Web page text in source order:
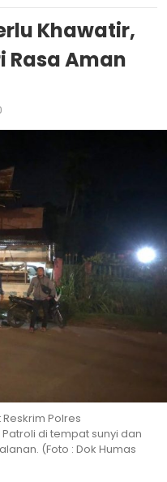
Khawatir,
Rasa Aman
Polres
di tempat sunyi dan
(Foto : Dok Humas